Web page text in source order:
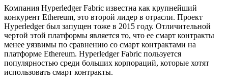
Компания Hyperledger Fabric известна как крупнейший
конкурент Ethereum, это второй лидер в отрасли. Проект
Hyperledger был запущен тоже в 2015 году. Отличительной
чертой этой платформы является то, что ее смарт контракты
менее уязвимы по сравнению со смарт контрактами на
платформе Ethereum. Hyperledger Fabric пользуется
популярностью среди больших корпораций, которые хотят
использовать смарт контракты.